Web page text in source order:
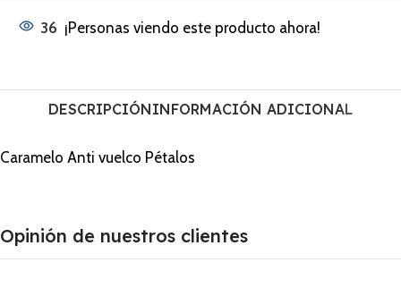
36 ¡Personas viendo este producto ahora!
DESCRIPCIÓNINFORMACIÓN ADICIONAL
Caramelo Anti vuelco Pétalos
Opinión de nuestros clientes